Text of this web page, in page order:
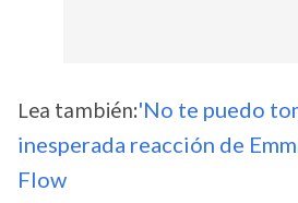
Lea también:'No te puedo
inesperada reacción de
Flow